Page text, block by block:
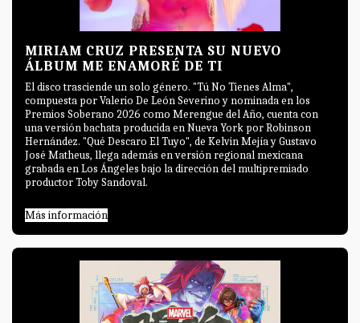
MIRIAM CRUZ PRESENTA SU NUEVO
ÁLBUM ME ENAMORÉ DE TI
El disco trasciende un solo género. "Tú No Tienes Alma",
compuesta por Valerio De León Severino y nominada en los
Premios Soberano 2026 como Merengue del Año, cuenta con
una versión bachata producida en Nueva York por Robinson
Hernández. "Qué Descaro El Tuyo", de Kelvin Mejía y Gustavo
José Matheus, llega además en versión regional mexicana
grabada en Los Ángeles bajo la dirección del multipremiado
productor Toby Sandoval.
Más información